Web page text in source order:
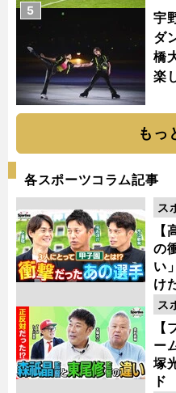
宇
ダ
橋
楽
5
もっ
各スポーツコラム記事
の
い
け
ス
動
ー
塚
ド
ス
動